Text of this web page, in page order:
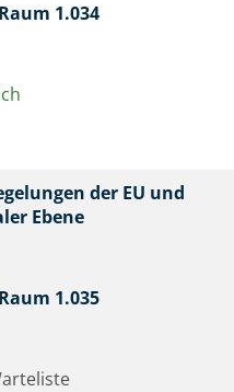
1.034
der EU und
Ebene
1.035